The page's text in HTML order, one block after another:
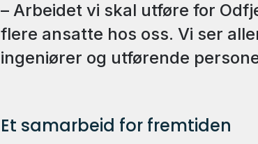
– Arbeidet vi skal utføre for
flere ansatte hos oss. Vi ser
ingeniører og utførende
Et samarbeid for fremtiden